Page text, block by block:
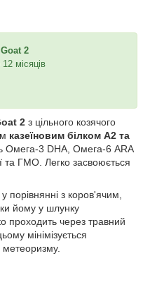
2
місяців
2 з цільного козячого
казеїновим білком А2 та
Омега-3 DHA, Омега-6 ARA
та ГМО. Легко засвоюється
з коров'ячим,
йому у шлунку
проходить через травний
мінімізується
метеоризму.